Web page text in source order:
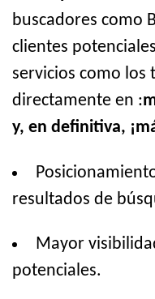
buscadores como
clientes
servicios como los
directamente en :
y, en definitiva,
resultados de
Mayor
potenciales.